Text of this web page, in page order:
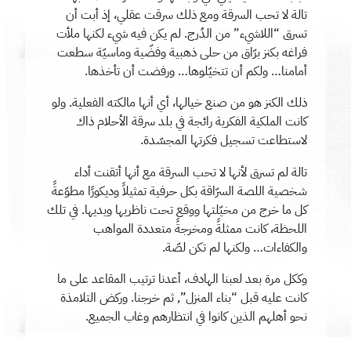
تالة لا تحب السرقة ومع ذلك سرقت عقلي، إذ أبت أن
تسرق “اللاشيء” من الدُرج. لم يكن فيه شيء لكنها ملأت
فراغه بكنز برّاق من حلى ذهبية وفضّية وماسيّة سطعت
أمامنا… ولكم أن تتخيّلوها… ورفضت أن تأخذها.
ذلك الكنز هو من صنع خيالها، أي أنها مالكته الفعلية. ولو
كانت الملكية الفكرية رائجة في بلد سرقة الأحلام ذاك
لاستطاعت تسجيل فكرتها المجسّدة.
تالة لم تسرق لأنها لا تحب السرقة مع أنها أتقنت أداء
شخصية اللصة السرّاقة بكل حرفية تمثيلاً وديكورًا مطوّعةً
كل ما خرج من مخيّلتها ووقع تحت ناظريها ويديها. في تلك
اللحظة، كانت ممثلةً ومخرجةً متعددة المواهب
والكفاءات… ولكنها لم تكن لصّة.
وككل مرة بعد لعبنا الهادف، أعدنا ترتيب المقاعد على ما
كانت عليه قبل “بناء المنزل”, ثم خرجنا. وركض التلامذة
نحو أهلهم الذين كانوا في انتظارهم وغاب الجميع.